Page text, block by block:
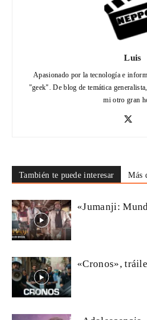
Luis
Apasionado por la tecnología e
"geek". De blog de temática
mi otro gran
También te puede interesar Más
«Jumanji:
«Cronos»,